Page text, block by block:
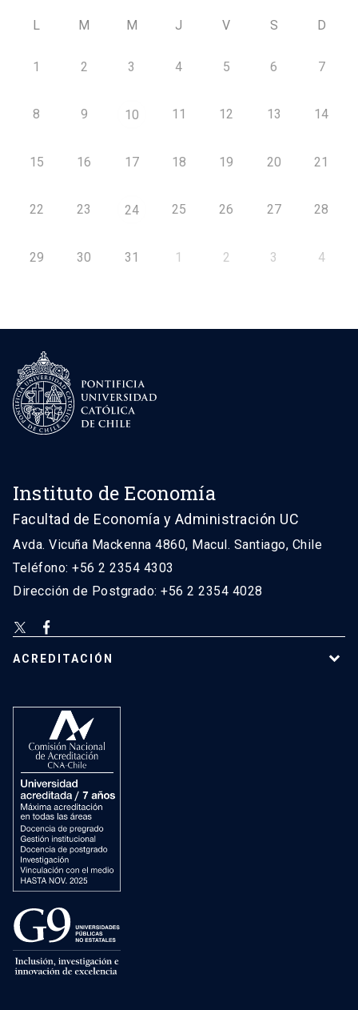
L M M J V S D
1 2 3 4 5 6 7
8 9 10 11 12 13 14
15 16 17 18 19 20 21
22 23 24 25 26 27 28
29 30 31 1 2 3 4
Instituto de Economía
Facultad de Economía y Administración UC
Avda. Vicuña Mackenna 4860, Macul. Santiago, Chile
Teléfono: +56 2 2354 4303
Dirección de Postgrado: +56 2 2354 4028
ACREDITACIÓN